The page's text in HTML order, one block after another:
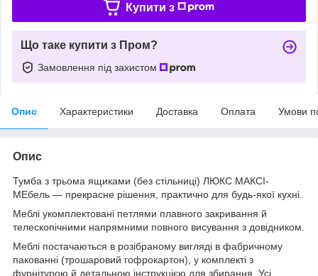
Купити з
Що таке купити з Пром?
Замовлення під захистом
Опис Характеристики Доставка Оплата Умови
Опис
Тумба з трьома ящиками (без стільниці) ЛЮКС МАКСІ-
МЕбель — прекрасне рішення, практично для будь-якої кухні.
Меблі укомплектовані петлями плавного закривання й
телескопічними напрямними повного висування з довідником.
Меблі постачаються в розібраному вигляді в фабричному
пакованні (трошаровий гофрокартон), у комплекті з
фурнітурою й детальною інструкцією для збирання. Усі